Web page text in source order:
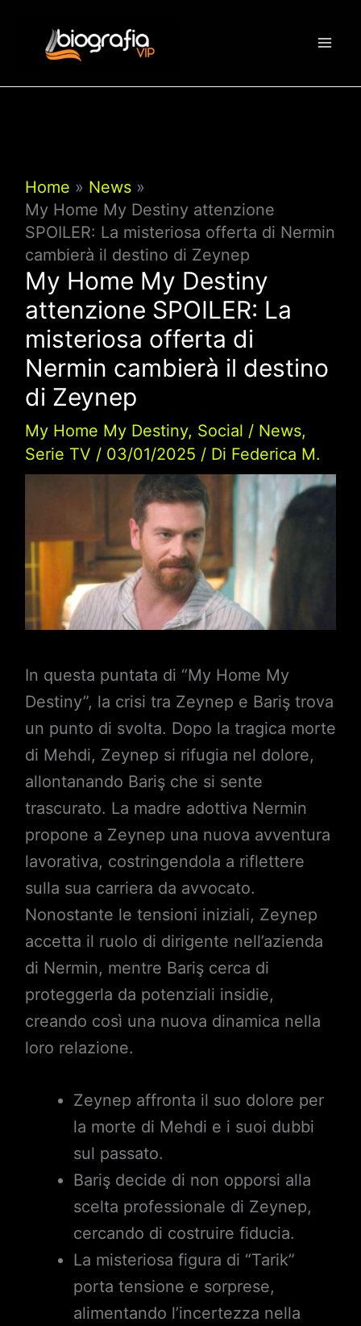
contenuto
Home
News
My Home My Destiny attenzione
SPOILER: La misteriosa offerta di Nermin
cambierà il destino di Zeynep
My Home My Destiny
attenzione SPOILER: La
misteriosa offerta di
Nermin cambierà il destino
di Zeynep
My Home My Destiny, Social / News,
Serie TV / 03/01/2025 / Di Federica M.
In questa puntata di “My Home My
Destiny”, la crisi tra Zeynep e Bariş trova
un punto di svolta. Dopo la tragica morte
di Mehdi, Zeynep si rifugia nel dolore,
allontanando Bariş che si sente
trascurato. La madre adottiva Nermin
propone a Zeynep una nuova avventura
lavorativa, costringendola a riflettere
sulla sua carriera da avvocato.
Nonostante le tensioni iniziali, Zeynep
accetta il ruolo di dirigente nell’azienda
di Nermin, mentre Bariş cerca di
proteggerla da potenziali insidie,
creando così una nuova dinamica nella
loro relazione.
Zeynep affronta il suo dolore per
la morte di Mehdi e i suoi dubbi
sul passato.
Bariş decide di non opporsi alla
scelta professionale di Zeynep,
cercando di costruire fiducia.
La misteriosa figura di “Tarik”
porta tensione e sorprese,
alimentando l’incertezza nella